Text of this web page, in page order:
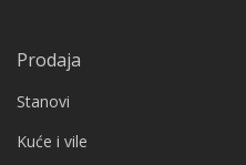
Prodaja
Stanovi
Kuće i vile